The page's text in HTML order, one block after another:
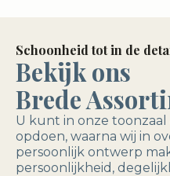
Schoonheid tot in de
Bekijk ons
Brede
U kunt in onze
opdoen, waarna wij in
persoonlijk ontwerp
persoonlijkheid,